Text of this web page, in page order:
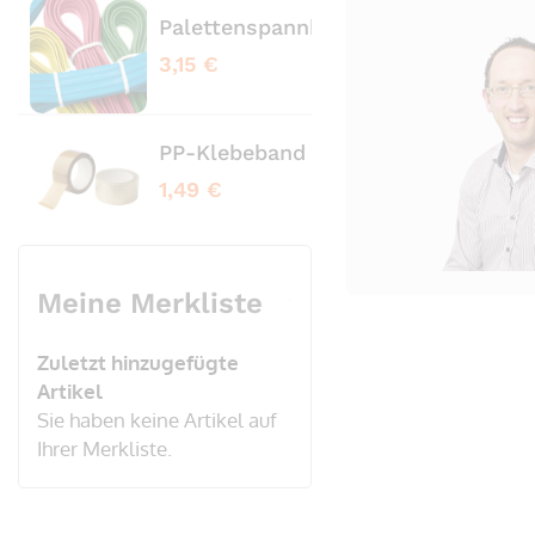
Palettenspannbänder profiliert
3,15 €
PP-Klebeband transparent No
1,49 €
Meine Merkliste
Zuletzt hinzugefügte
Artikel
Sie haben keine Artikel auf
Ihrer Merkliste.